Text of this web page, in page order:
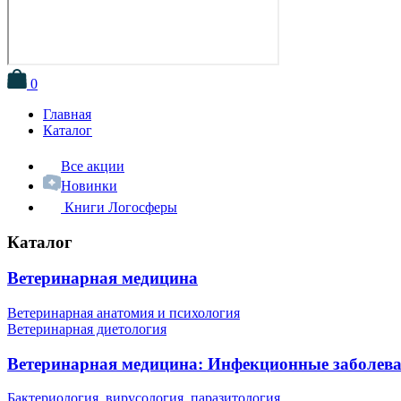
0
Главная
Каталог
Все акции
Новинки
Книги Логосферы
Каталог
Ветеринарная медицина
Ветеринарная анатомия и психология
Ветеринарная диетология
Ветеринарная медицина: Инфекционные